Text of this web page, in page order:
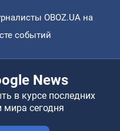
OBOZ.UA на
событий
News
в курсе последних
мира сегодня